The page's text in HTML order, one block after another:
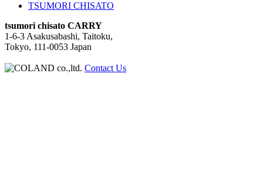
TSUMORI CHISATO
tsumori chisato CARRY
1-6-3 Asakusabashi, Taitoku,
Tokyo, 111-0053 Japan
Contact Us